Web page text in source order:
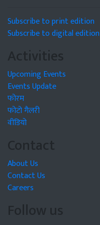
Subscribe to print edition
Subscribe to digital edition
Activities
Upcoming Events
Events Update
फोरम
फोटो गैलरी
वीडियो
Contact
About Us
Contact Us
Careers
Follow us